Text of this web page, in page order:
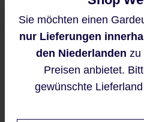
Größentabelle
Preise inkl. MwSt. zzgl.
Regulärer Preis:
99,95 €
Sie möchten einen
nur Lieferungen
den Niederlanden zu
Preisen anbietet.
gewünschte
Diese Website
um eine
bieten zu können.